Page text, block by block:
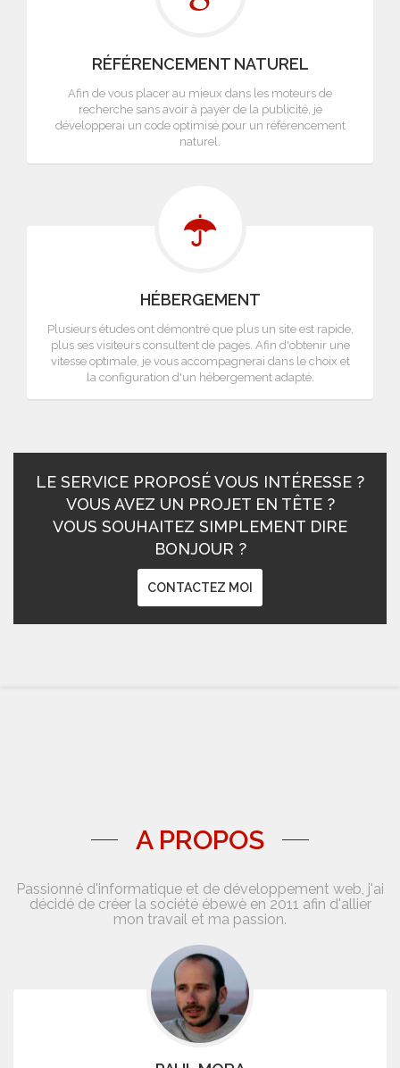
RÉFÉRENCEMENT NATUREL
Afin de vous placer au mieux dans les moteurs de
recherche sans avoir à payer de la publicité, je
développerai un code optimisé pour un référencement
naturel.
HÉBERGEMENT
Plusieurs études ont démontré que plus un site est rapide,
plus ses visiteurs consultent de pages. Afin d'obtenir une
vitesse optimale, je vous accompagnerai dans le choix et
la configuration d'un hébergement adapté.
LE SERVICE PROPOSÉ VOUS INTÉRESSE ?
VOUS AVEZ UN PROJET EN TÊTE ?
VOUS SOUHAITEZ SIMPLEMENT DIRE
BONJOUR ?
CONTACTEZ MOI
A PROPOS
Passionné d'informatique et de développement web, j'ai
décidé de créer la société ébewè en 2011 afin d'allier
mon travail et ma passion.